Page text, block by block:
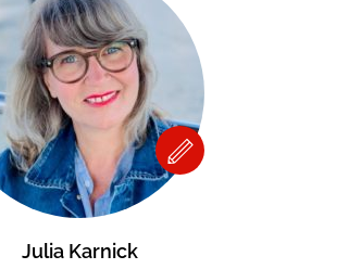
Julia Karnick